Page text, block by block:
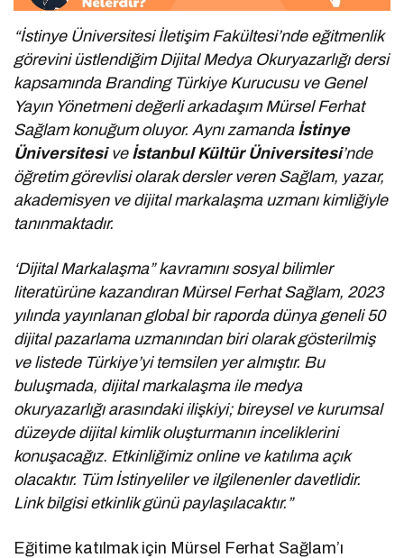
“İstinye Üniversitesi İletişim Fakültesi’nde eğitmenlik
görevini üstlendiğim Dijital Medya Okuryazarlığı dersi
kapsamında Branding Türkiye Kurucusu ve Genel
Yayın Yönetmeni değerli arkadaşım Mürsel Ferhat
Sağlam konuğum oluyor. Aynı zamanda İstinye
Üniversitesi ve İstanbul Kültür Üniversitesi’nde
öğretim görevlisi olarak dersler veren Sağlam, yazar,
akademisyen ve dijital markalaşma uzmanı kimliğiyle
tanınmaktadır.
‘Dijital Markalaşma” kavramını sosyal bilimler
literatürüne kazandıran Mürsel Ferhat Sağlam, 2023
yılında yayınlanan global bir raporda dünya geneli 50
dijital pazarlama uzmanından biri olarak gösterilmiş
ve listede Türkiye’yi temsilen yer almıştır. Bu
buluşmada, dijital markalaşma ile medya
okuryazarlığı arasındaki ilişkiyi; bireysel ve kurumsal
düzeyde dijital kimlik oluşturmanın inceliklerini
konuşacağız. Etkinliğimiz online ve katılıma açık
olacaktır. Tüm İstinyeliler ve ilgilenenler davetlidir.
Link bilgisi etkinlik günü paylaşılacaktır.”
Eğitime katılmak için Mürsel Ferhat Sağlam’ı